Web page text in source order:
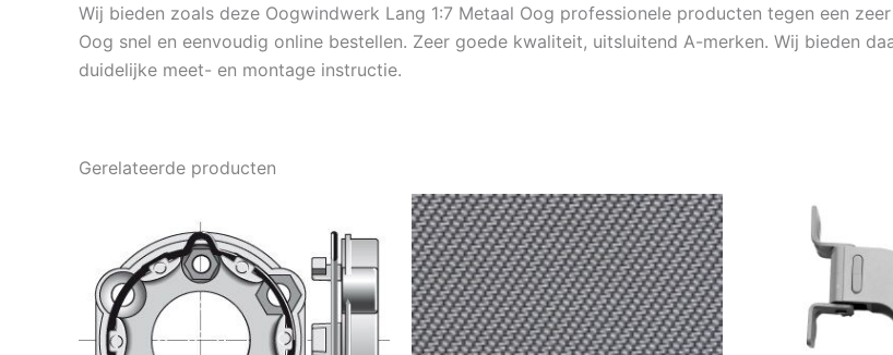
Wij bieden zoals deze Oogwindwerk Lang 1:7 Metaal Oog professionele producten tegen een
Oog snel en eenvoudig online bestellen. Zeer goede kwaliteit, uitsluitend A-merken. Wij bieden
duidelijke meet- en montage instructie.
Gerelateerde producten